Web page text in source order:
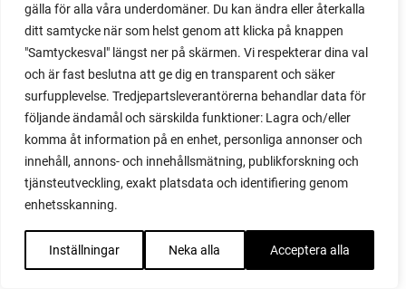
gälla för alla våra underdomäner. Du kan ändra eller återkalla
ditt samtycke när som helst genom att klicka på knappen
"Samtyckesval" längst ner på skärmen. Vi respekterar dina val
och är fast beslutna att ge dig en transparent och säker
surfupplevelse. Tredjepartsleverantörerna behandlar data för
följande ändamål och särskilda funktioner: Lagra och/eller
komma åt information på en enhet, personliga annonser och
innehåll, annons- och innehållsmätning, publikforskning och
tjänsteutveckling, exakt platsdata och identifiering genom
enhetsskanning.
Inställningar Neka alla Acceptera alla
honungsbär
höst
höstådd
höstanemon
höstanemoner
höstmorot
höstsådd
höstskörd
hugelbädd
hugelkultur
hund
hus